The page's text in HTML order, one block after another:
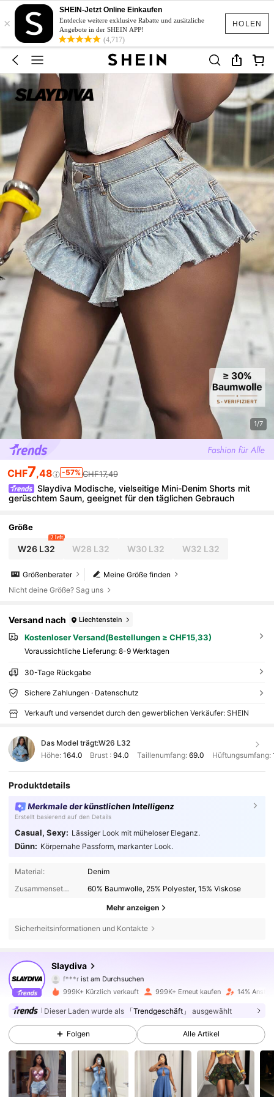
HOLEN
×
SHEIN-Jetzt Online Einkaufen
Entdecke weitere exklusive Rabatte und zusätzliche
Angebote in der SHEIN APP!
(4,717)
1/7
CHF7,48 -57% CHF17,49
Slaydiva Modische, vielseitige Mini-Denim Shorts mit
gerüschtem Saum, geeignet für den täglichen Gebrauch
Größe
W26 L32
2 left
W28 L32 W30 L32 W32 L32
Meine Größe finden
Größenberater
Nicht deine Größe? Sag uns
Versand nach Liechtenstein
Kostenloser Versand(Bestellungen ≥ CHF15,33)
Voraussichtliche Lieferung: 8-9 Werktagen
30-Tage Rückgabe
Sichere Zahlungen · Datenschutz
Verkauft und versendet durch den gewerblichen Verkäufer: SHEIN
Das Model trägt:W26 L32
Höhe: 164.0 Brust :94.0 Taillenumfang: 69.0 Hüftungsumfang:
Produktdetails
Merkmale der künstlichen Intelligenz
Erstellt basierend auf den Details
Casual, Sexy: Lässiger Look mit müheloser Eleganz.
Dünn: Körpernahe Passform, markanter Look.
Material:
Denim
Zusammensetzung:
60% Baumwolle, 25% Polyester, 15% Viskose
Mehr anzeigen
Sicherheitsinformationen und Kontakte
Slaydiva
f***rist am Durchsuchen
4,85
1.1M Follower
4,85
4,85 1.1M Follower
999K+ Kürzlich verkauft 999K+ Erneut kaufen 14%
Dieser Laden wurde als 「Trendgeschäft」 ausgewählt
Folgen Alle Artikel